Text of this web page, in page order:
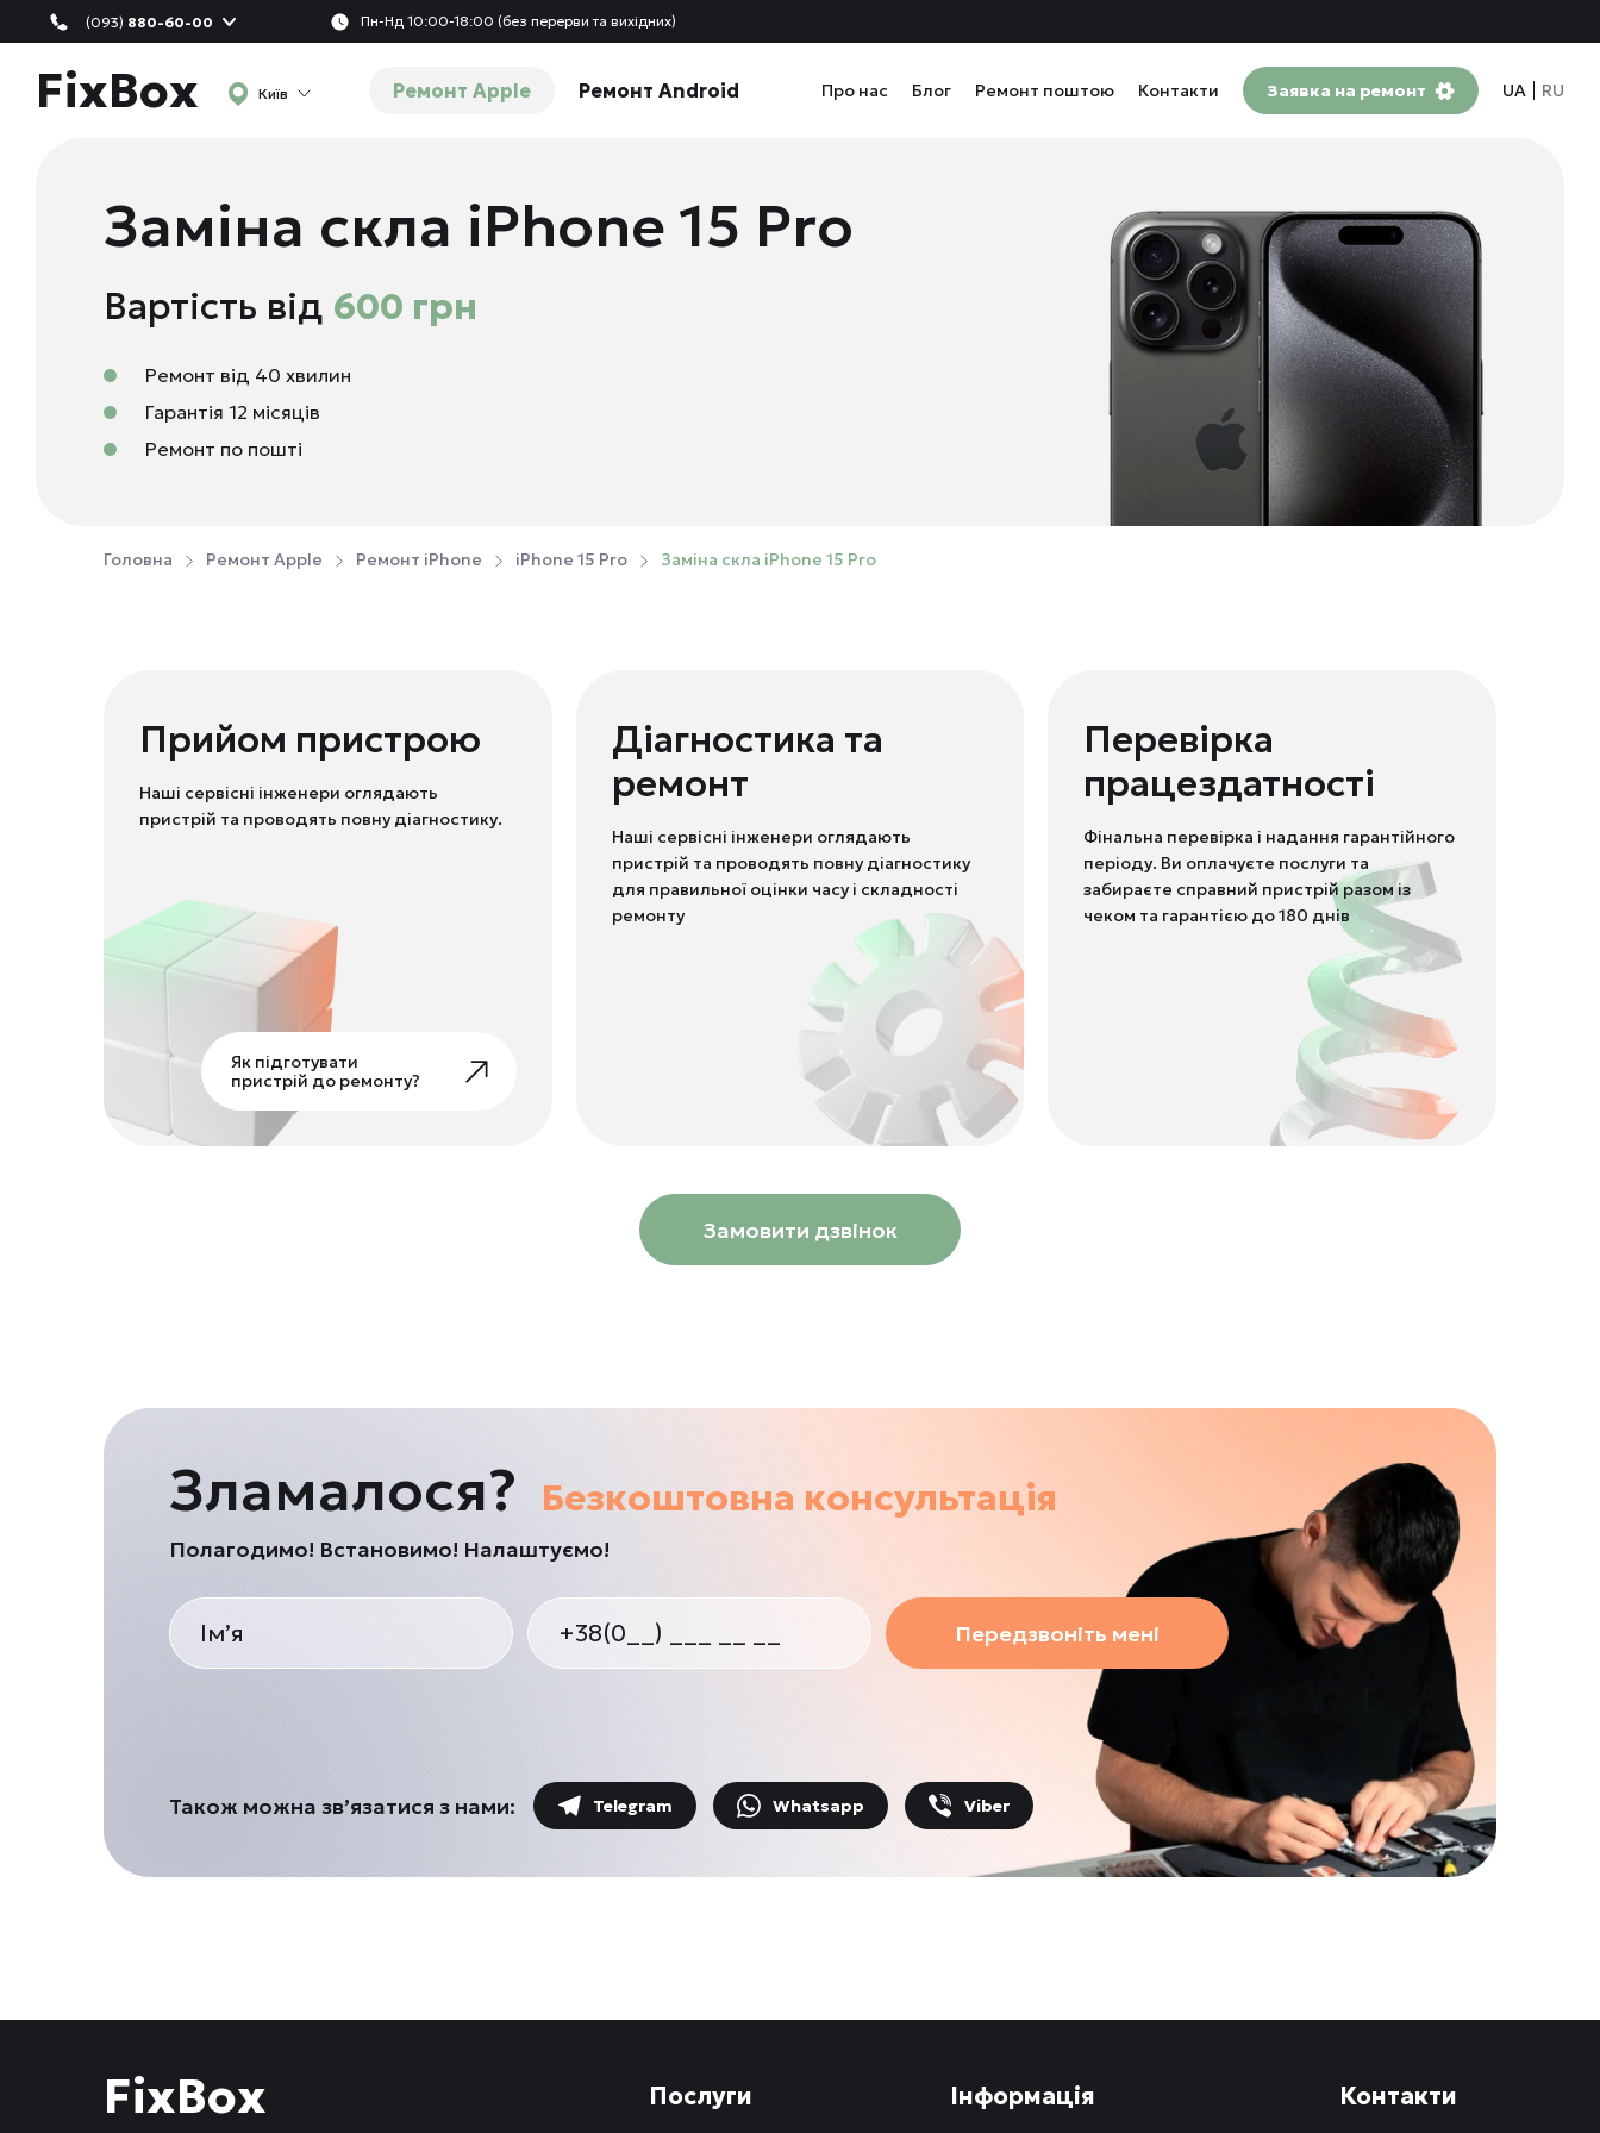
(093) 880-60-00 Пн-Нд 10:00-18:00 (без перерви та вихідних)
FixBox Київ Ремонт Apple Ремонт Android Про нас Блог Ремонт поштою Контакти Заявка на ремонт UA RU
Заміна скла iPhone 15 Pro
Вартість від 600 грн
Ремонт від 40 хвилин
Гарантія 12 місяців
Ремонт по пошті
Головна Ремонт Apple Ремонт iPhone iPhone 15 Pro Заміна скла iPhone 15 Pro
Прийом пристрою
Наші сервісні інженери оглядають
пристрій та проводять повну діагностику.
Як підготувати
пристрій до ремонту?
Діагностика та
ремонт
Наші сервісні інженери оглядають
пристрій та проводять повну діагностику
для правильної оцінки часу і складності
ремонту
Перевірка
працездатності
Фінальна перевірка і надання гарантійного
періоду. Ви оплачуєте послуги та
забираєте справний пристрій разом із
чеком та гарантією до 180 днів
Замовити дзвінок
Зламалося? Безкоштовна консультація
Полагодимо! Встановимо! Налаштуємо!
Передзвоніть мені
Також можна зв’язатися з нами: Telegram Whatsapp Viber
FixBox Послуги Інформація Контакти